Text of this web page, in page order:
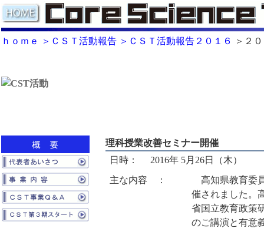
ｈｏｍｅ ＞ＣＳＴ活動報告 ＞ＣＳＴ活動報告２０１６ ＞２
理科授業改善セミナー開催
日時：
2016年 5月26日（木）
主な内容 ：
高知県教育委
催されました。
省国立教育政策
のご講演と有意